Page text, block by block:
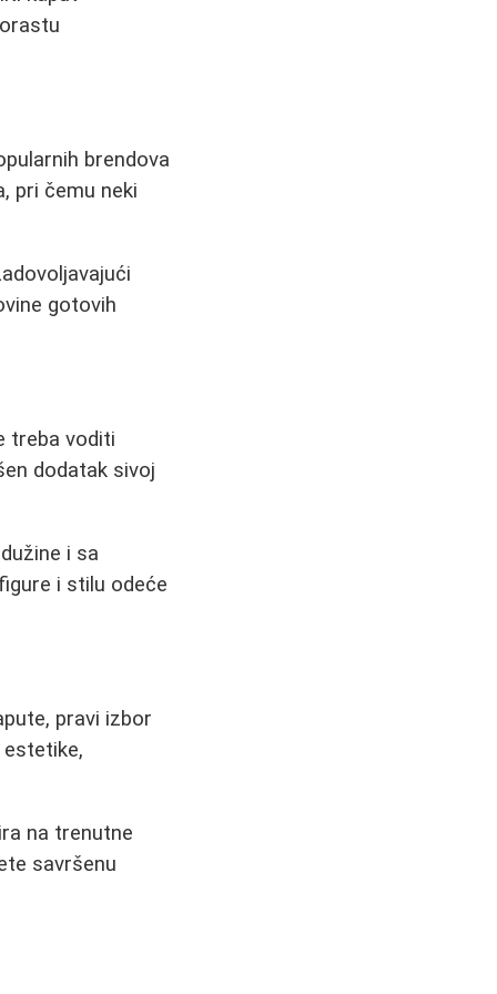
brendova
pri čemu neki
gotovih
treba voditi
dodatak sivoj
i sa
i stilu odeće
pravi izbor
na trenutne
savršenu